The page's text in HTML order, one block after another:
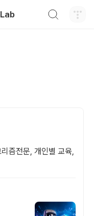
즘전문, 개인별 교육,